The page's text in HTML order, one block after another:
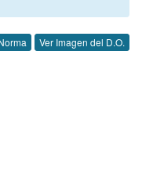
Ver Imagen del D.O.